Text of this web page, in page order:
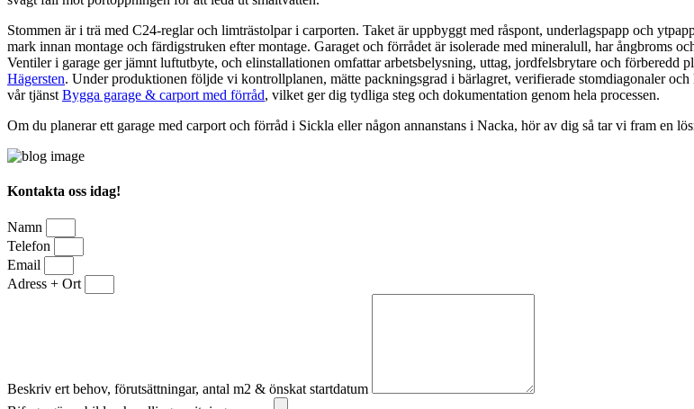
Stommen är i trä med C24-reglar och limträstolpar i carporten. Taket är uppbyggt med råspont, underlagspapp och
mark innan montage och färdigstruken efter montage. Garaget och förrådet är isolerade med mineralull, har ångbroms
Ventiler i garage ger jämnt luftutbyte, och elinstallationen omfattar arbetsbelysning, uttag, jordfelsbrytare och förberedd
Hägersten. Under produktionen följde vi kontrollplanen, mätte packningsgrad i bärlagret, verifierade stomdiagonaler
vår tjänst Bygga garage & carport med förråd, vilket ger dig tydliga steg och dokumentation genom hela processen.
Om du planerar ett garage med carport och förråd i Sickla eller någon annanstans i Nacka, hör av dig så tar vi fram en
Kontakta oss idag!
Namn
Telefon
Email
Adress + Ort
Beskriv ert behov, förutsättningar, antal m2 & önskat startdatum